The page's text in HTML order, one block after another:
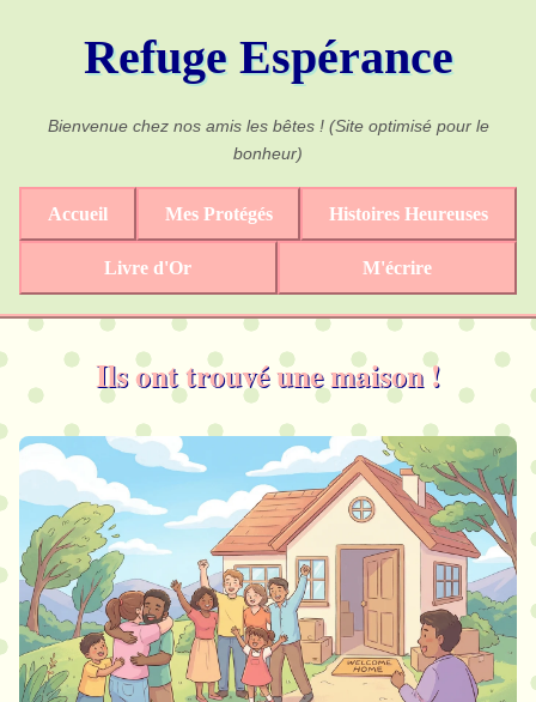
Refuge Espérance
Bienvenue chez nos amis les bêtes ! (Site optimisé pour le
bonheur)
Accueil Mes Protégés Histoires Heureuses
Livre d'Or M'écrire
Ils ont trouvé une maison !